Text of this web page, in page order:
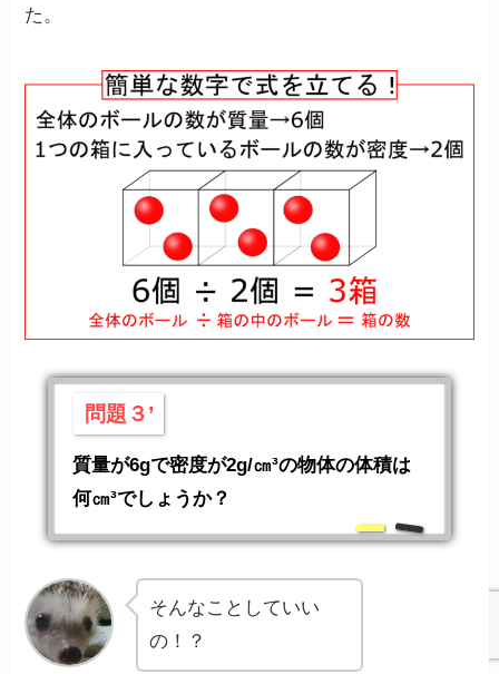
た。
問題３’
質量が6gで密度が2g/㎝³の物体の体積は
何㎝³でしょうか？
そんなことしていい
の！？